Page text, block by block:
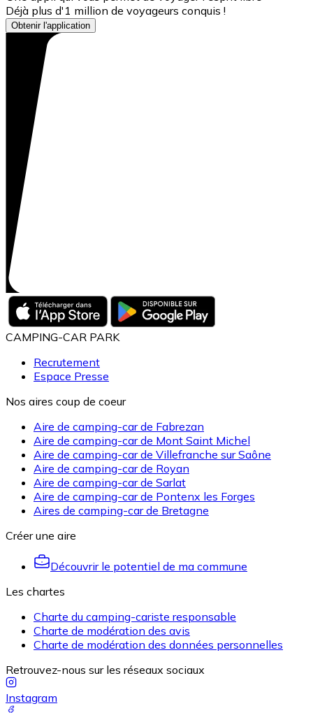
Déjà plus d'1 million de voyageurs conquis !
Obtenir l'application
CAMPING-CAR PARK
Recrutement
Espace Presse
Nos aires coup de coeur
Aire de camping-car de Fabrezan
Aire de camping-car de Mont Saint Michel
Aire de camping-car de Villefranche sur Saône
Aire de camping-car de Royan
Aire de camping-car de Sarlat
Aire de camping-car de Pontenx les Forges
Aires de camping-car de Bretagne
Créer une aire
Découvrir le potentiel de ma commune
Les chartes
Charte du camping-cariste responsable
Charte de modération des avis
Charte de modération des données personnelles
Retrouvez-nous sur les réseaux sociaux
Instagram